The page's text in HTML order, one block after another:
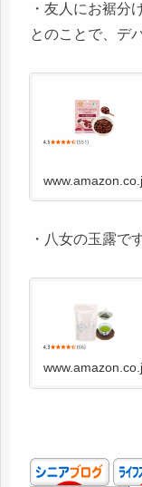
・友人にお裾分
とのことで、デ
・八女の玉露です